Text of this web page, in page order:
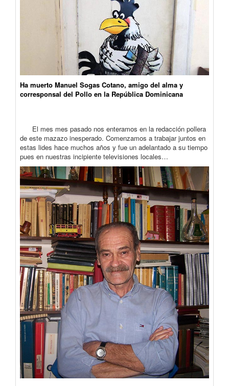
Ha muerto Manuel Sogas Cotano, amigo del alma y
corresponsal del Pollo en la República Dominicana
El mes mes pasado nos enteramos en la redacción pollera
de este mazazo inesperado. Comenzamos a trabajar juntos en
estas lides hace muchos años y fue un adelantado a su tiempo
pues en nuestras incipiente televisiones locales…